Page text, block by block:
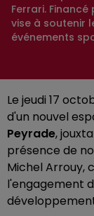
Ferrari.
vise à soutenir
événements
Le jeudi 17
d'un nouvel
Peyrade,
présence de
Michel Arrouy,
l'engagement